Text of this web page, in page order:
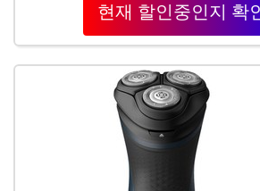
현재 할인중인지 확